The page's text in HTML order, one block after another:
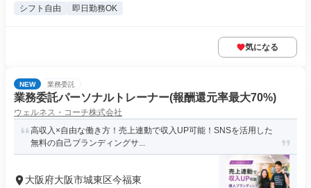
シフト自由 即日勤務OK
気になる
NEW 業務委託
業務委託パーソナルトレーナー(報酬還元率最大70%)
ウェルネス・コーチ株式会社
高収入×自由な働き方！売上連動で収入UP可能！SNSを活用した
無料の自己ブランディングサ...
大阪府大阪市城東区今福東